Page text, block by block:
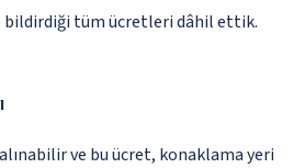
bildirdiği tüm ücretleri dâhil ettik.
ve bu ücret, konaklama yeri